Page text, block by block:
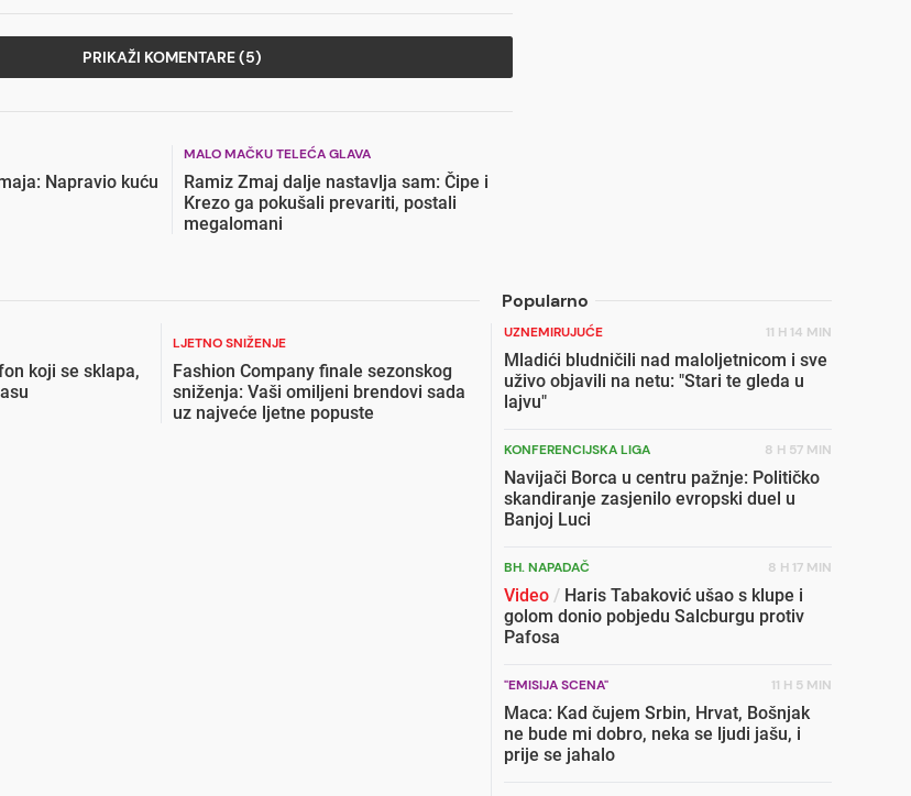
PRIKAŽI KOMENTARE (5)
Napravio kuću
MALO MAČKU TELEĆA GLAVA
Ramiz Zmaj dalje nastavlja sam: Čipe i
Krezo ga pokušali prevariti, postali
megalomani
Popularno
koji se sklapa,
LJETNO SNIŽENJE
Fashion Company finale sezonskog
sniženja: Vaši omiljeni brendovi sada
uz najveće ljetne popuste
UZNEMIRUJUĆE 11 H 14 MIN
Mladići bludničili nad maloljetnicom i sve
uživo objavili na netu: "Stari te gleda u
lajvu"
KONFERENCIJSKA LIGA 8 H 57 MIN
Navijači Borca u centru pažnje: Političko
skandiranje zasjenilo evropski duel u
Banjoj Luci
BH. NAPADAČ 8 H 17 MIN
Video / Haris Tabaković ušao s klupe i
golom donio pobjedu Salcburgu protiv
Pafosa
"EMISIJA SCENA" 11 H 5 MIN
Maca: Kad čujem Srbin, Hrvat, Bošnjak
ne bude mi dobro, neka se ljudi jašu, i
prije se jahalo